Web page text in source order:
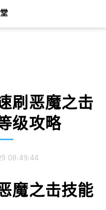
刷恶魔之击
级攻略
08:49:44
魔之击技能